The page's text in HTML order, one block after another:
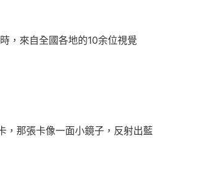
，來自全國各地的10余位視覺
那張卡像一面小鏡子，反射出藍